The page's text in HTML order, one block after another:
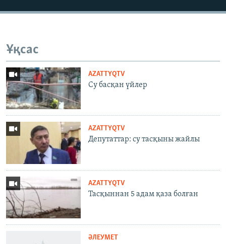
Ұқсас
AZATTYQTV
Су басқан үйлер
AZATTYQTV
Депутаттар: су тасқыны жайлы
AZATTYQTV
Тасқыннан 5 адам қаза болған
ӘЛЕУМЕТ